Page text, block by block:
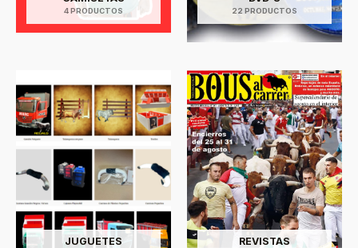
4 PRODUCTOS 22 PRODUCTOS
JUGUETES REVISTAS